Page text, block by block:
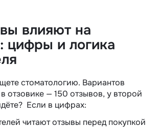
влияют на
цифры и логика
стоматологию. Вариантов
отзовике — 150 отзывов, у второй
Если в цифрах:
читают отзывы перед покупкой